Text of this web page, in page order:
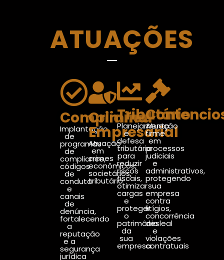
ATUAÇÕES
Compliance
Implantação
de
programas
de
compliance,
códigos
de
conduta
e
canais
de
denúncia,
fortalecendo
a
reputação
e a
segurança
jurídica
Criminal
Empresarial
Atuação
em
crimes
econômicos,
societários,
tributário
Tributário
Planejamento
e
defesa
tributária
para
reduzir
riscos
fiscais,
otimizar
cargas
e
proteger
o
patrimônio
da
sua
empresa.
Atuação
firme
em
processos
judiciais
e
administrativos,
protegendo
sua
empresa
contra
litígios,
concorrência
desleal
e
violações
contratuais